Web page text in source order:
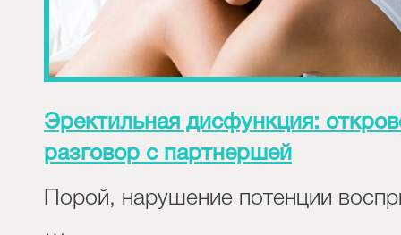
Эректильная дисфункция:
разговор с партнершей
Порой, нарушение потенции
…